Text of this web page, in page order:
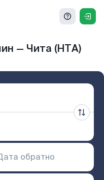
— Чита (HTA)